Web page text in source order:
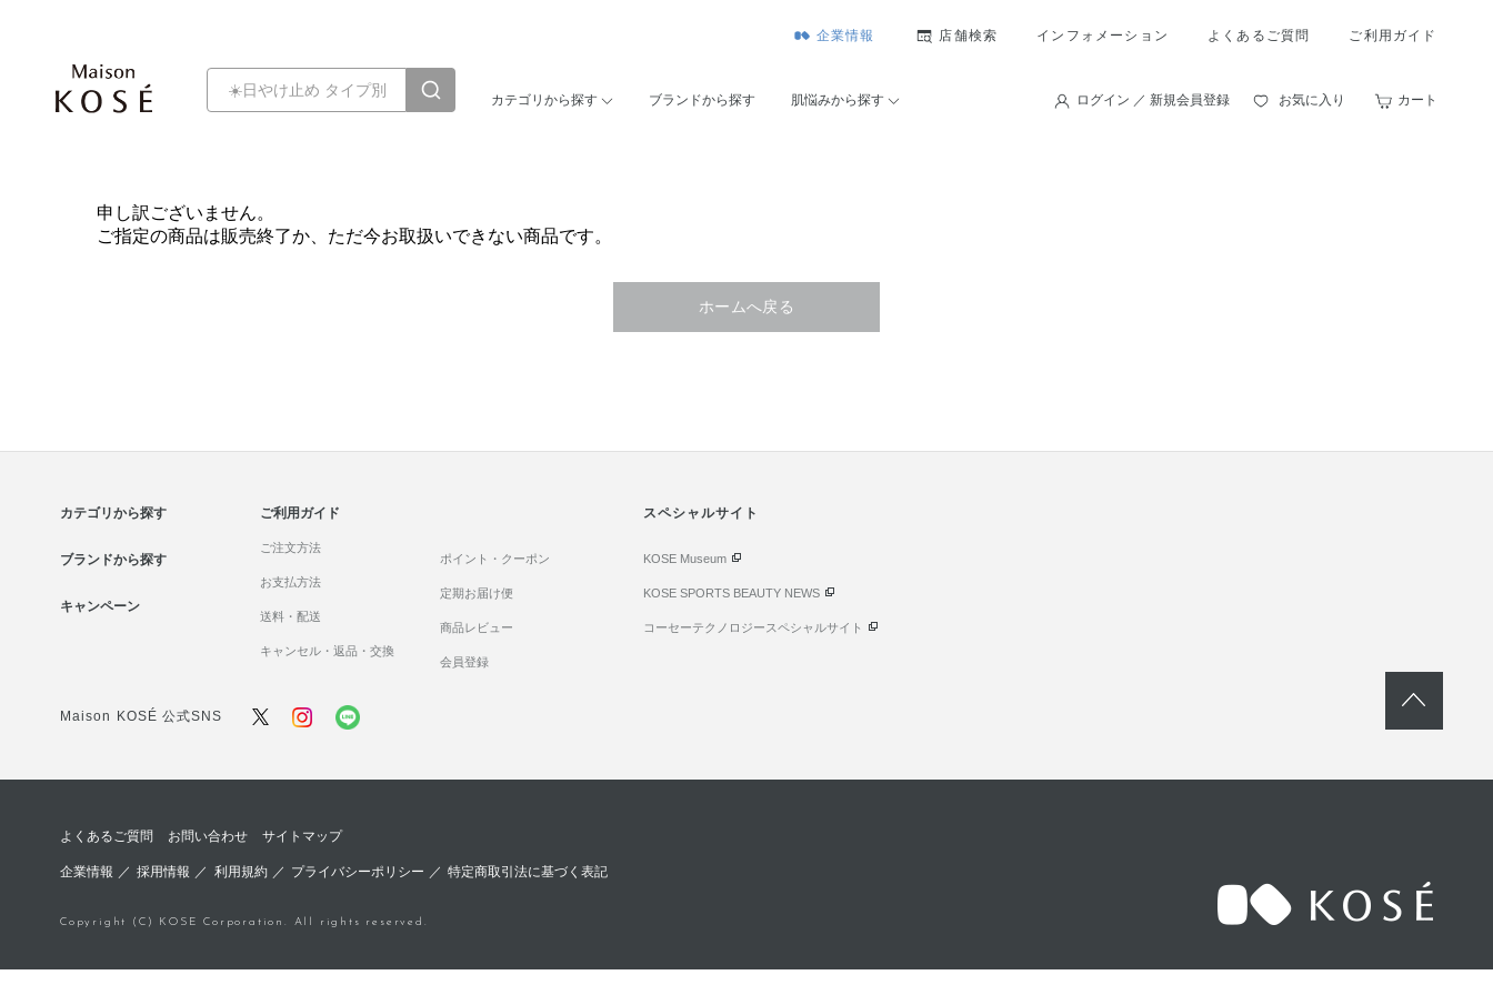
企業情報 店舗検索 インフォメーション よくあるご質問 ご利用ガイド
カテゴリから探す ブランドから探す 肌悩みから探す ログイン ／ 新規会員登録 お気に入り カート
申し訳ございません。
ご指定の商品は販売終了か、ただ今お取扱いできない商品です。
ホームへ戻る
カテゴリから探す
ブランドから探す
キャンペーン
ご利用ガイド
ご注文方法
お支払方法
送料・配送
キャンセル・返品・交換
ポイント・クーポン
定期お届け便
商品レビュー
会員登録
スペシャルサイト
KOSE Museum
KOSE SPORTS BEAUTY NEWS
コーセーテクノロジースペシャルサイト
Maison KOSÉ 公式SNS
よくあるご質問 お問い合わせ サイトマップ
企業情報 ／採用情報 ／ 利用規約／ プライバシーポリシー ／ 特定商取引法に基づく表記
Copyright (C) KOSE Corporation. All rights reserved.